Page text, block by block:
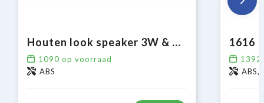
Houten look speaker 3W & draadloos laadstation 5W
1090 op voorraad
ABS
1392
ABS,